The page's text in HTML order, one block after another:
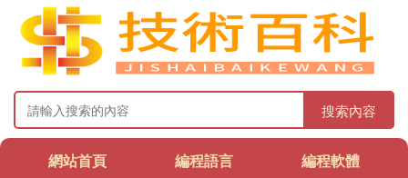
搜索內容
網站首頁 編程語言 編程軟體